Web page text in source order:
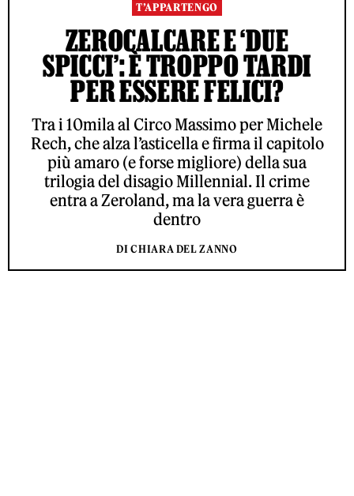
T’APPARTENGO
ZEROCALCARE E ‘DUE
SPICCI’: È TROPPO TARDI
PER ESSERE FELICI?
Tra i 10mila al Circo Massimo per Michele
Rech, che alza l’asticella e firma il capitolo
più amaro (e forse migliore) della sua
trilogia del disagio Millennial. Il crime
entra a Zeroland, ma la vera guerra è
dentro
DI CHIARA DEL ZANNO